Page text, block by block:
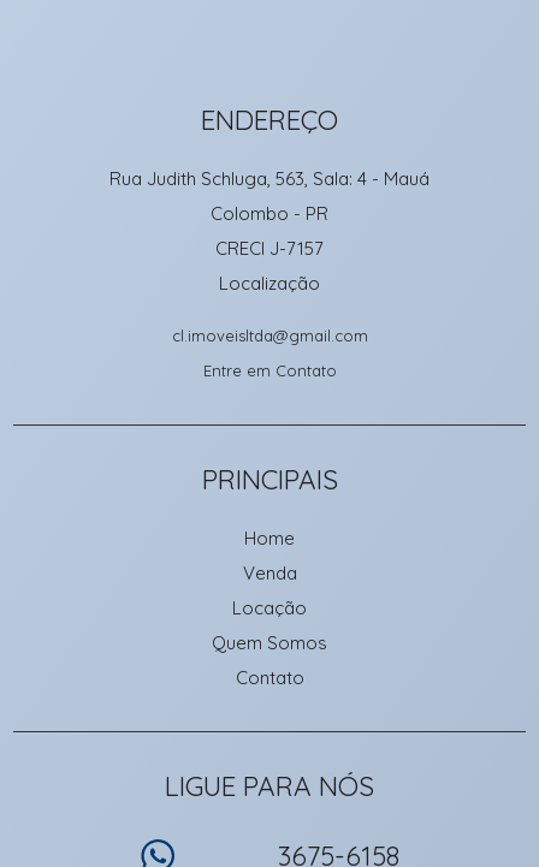
ENDEREÇO
Rua Judith Schluga, 563, Sala: 4 - Mauá
Colombo - PR
CRECI J-7157
Localização
cl.imoveisltda@gmail.com
Entre em Contato
PRINCIPAIS
Home
Venda
Locação
Quem Somos
Contato
LIGUE PARA NÓS
3675-6158